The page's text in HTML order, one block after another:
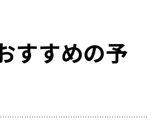
すすめの予
学習塾や自習室、英会話教室でも
にRemoteLOCKがおすすめの理由